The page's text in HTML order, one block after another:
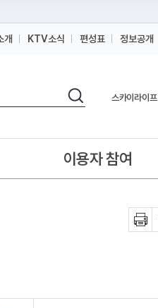
개 KTV소식 편성표 정보공개
검색
스카이라이프
스카이라이프
스카이라이프
이용자 참여